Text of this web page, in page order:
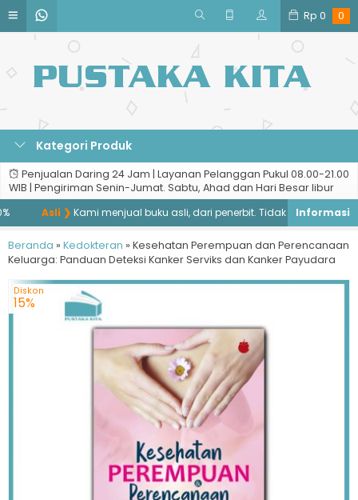
Rp 0 0
Kategori Produk
Penjualan Daring 24 Jam | Layanan Pelanggan Pukul 08.00-21.00
WIB | Pengiriman Senin-Jumat. Sabtu, Ahad dan Hari Besar libur
Asli ❯Kami menjual buku asli, dari penerbit. Tidak menjual buku
Beranda » Kedokteran » Kesehatan Perempuan dan Perencanaan
Keluarga: Panduan Deteksi Kanker Serviks dan Kanker Payudara
Diskon
15%